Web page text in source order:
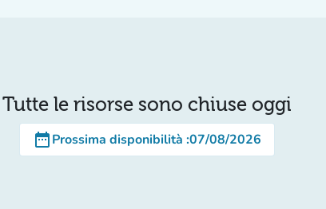
Tutte le risorse sono chiuse oggi
date_rangeProssima disponibilità :07/08/2026